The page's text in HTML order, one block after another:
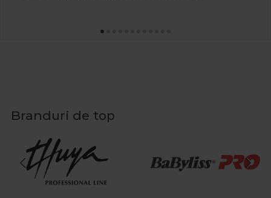
Branduri de top